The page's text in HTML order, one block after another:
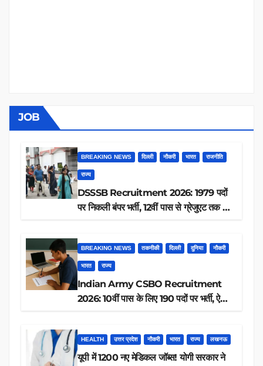
JOB
BREAKING NEWS दिल्ली नौकरी भारत राजनीति
राज्य
DSSSB Recruitment 2026: 1979 पदों
पर निकली बंपर भर्ती, 12वीं पास से ग्रेजुएट तक करें
BREAKING NEWS तकनीकी दिल्ली दुनिया नौकरी
भारत राज्य
Indian Army CSBO Recruitment
2026: 10वीं पास के लिए 190 पदों पर भर्ती, ऐसे
HEALTH उत्तर प्रदेश नौकरी भारत राज्य लखनऊ
यूपी में 1200 नए मेडिकल जॉब्स! योगी सरकार ने